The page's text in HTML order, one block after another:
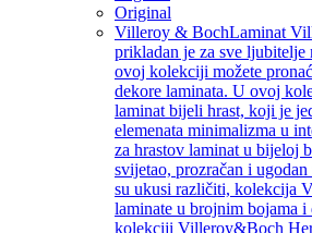
Original
Villeroy & BochLaminat
prikladan je za sve ljubitelje
ovoj kolekciji možete
dekore laminata. U ovoj
laminat bijeli hrast, koji je
elemenata minimalizma u
za hrastov laminat u bijeloj
svijetao, prozračan i
su ukusi različiti, kolekcija
laminate u brojnim bojama
kolekciji Villeroy&Boch